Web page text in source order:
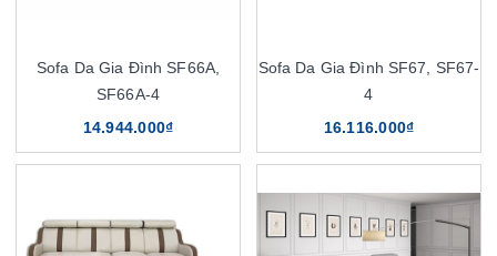
Sofa Da Gia Đình SF66A,
SF66A-4
14.944.000₫
Sofa Da Gia Đình SF67, SF67-
4
16.116.000₫